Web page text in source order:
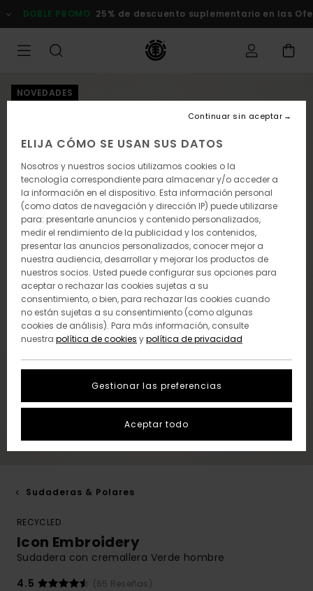
la
PROMO 25% de descuento suplementario en las Ofertas
NOVEDADES
Sudaderas & Polares
RECYCLED
Icon Embroidery
Sudadera con cremallera Verde hombre
4.5
(65 Reseñas)
ELIJA CÓMO SE USAN SUS DATOS
Nosotros y nuestros socios utilizamos cookies o la
tecnología correspondiente para almacenar y/o acceder a
la información en el dispositivo. Esta información personal
(como datos de navegación y dirección IP) puede utilizarse
para: presentarle anuncios y contenido personalizados,
medir el rendimiento de la publicidad y los contenidos,
presentar las anuncios personalizados, conocer mejor a
nuestra audiencia, desarrollar y mejorar los productos de
nuestros socios. Usted puede configurar sus opciones para
aceptar o rechazar las cookies sujetas a su
consentimiento, o bien, para rechazar las cookies cuando
no están sujetas a su consentimiento (como algunas
cookies de análisis). Para más información, consulte
nuestra política de cookies ypolítica de privacidad
Gestionar las preferencias
Continuar sin aceptar
Aceptar todo